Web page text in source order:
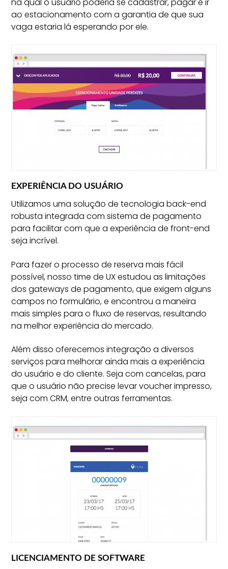
ao estacionamento com a garantia de que sua
vaga estaria lá esperando por ele.
EXPERIÊNCIA DO USUÁRIO
Utilizamos uma solução de tecnologia back-end
robusta integrada com sistema de pagamento
para facilitar com que a experiência de front-end
seja incrível.
Para fazer o processo de reserva mais fácil
possível, nosso time de UX estudou as limitações
dos gateways de pagamento, que exigem alguns
campos no formulário, e encontrou a maneira
mais simples para o fluxo de reservas, resultando
na melhor experiência do mercado.
Além disso oferecemos integração a diversos
serviços para melhorar ainda mais a experiência
do usuário e do cliente. Seja com cancelas, para
que o usuário não precise levar voucher impresso,
seja com CRM, entre outras ferramentas.
LICENCIAMENTO DE SOFTWARE